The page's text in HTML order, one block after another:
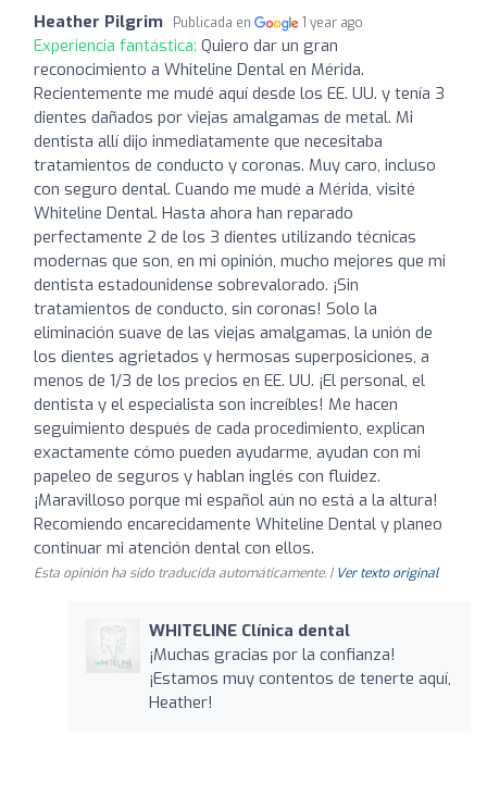
Heather Pilgrim Publicada en 1 year ago
Experiencia fantástica: Quiero dar un gran
reconocimiento a Whiteline Dental en Mérida.
Recientemente me mudé aquí desde los EE. UU. y tenía 3
dientes dañados por viejas amalgamas de metal. Mi
dentista allí dijo inmediatamente que necesitaba
tratamientos de conducto y coronas. Muy caro, incluso
con seguro dental. Cuando me mudé a Mérida, visité
Whiteline Dental. Hasta ahora han reparado
perfectamente 2 de los 3 dientes utilizando técnicas
modernas que son, en mi opinión, mucho mejores que mi
dentista estadounidense sobrevalorado. ¡Sin
tratamientos de conducto, sin coronas! Solo la
eliminación suave de las viejas amalgamas, la unión de
los dientes agrietados y hermosas superposiciones, a
menos de 1/3 de los precios en EE. UU. ¡El personal, el
dentista y el especialista son increíbles! Me hacen
seguimiento después de cada procedimiento, explican
exactamente cómo pueden ayudarme, ayudan con mi
papeleo de seguros y hablan inglés con fluidez.
¡Maravilloso porque mi español aún no está a la altura!
Recomiendo encarecidamente Whiteline Dental y planeo
continuar mi atención dental con ellos.
Esta opinión ha sido traducida automáticamente. | Ver texto original
WHITELINE Clínica dental
¡Muchas gracias por la confianza!
¡Estamos muy contentos de tenerte aquí,
Heather!